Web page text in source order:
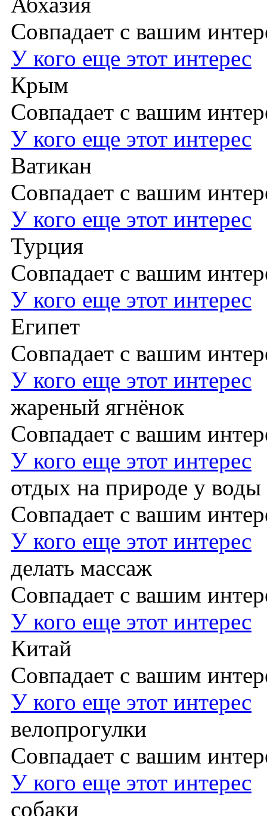
Совпадает с вашим
У кого еще этот интерес
Крым
Совпадает с вашим
У кого еще этот интерес
Ватикан
Совпадает с вашим
У кого еще этот интерес
Турция
Совпадает с вашим
У кого еще этот интерес
Египет
Совпадает с вашим
У кого еще этот интерес
жареный ягнёнок
Совпадает с вашим
У кого еще этот интерес
отдых на природе у воды
Совпадает с вашим
У кого еще этот интерес
делать массаж
Совпадает с вашим
У кого еще этот интерес
Китай
Совпадает с вашим
У кого еще этот интерес
велопрогулки
Совпадает с вашим
У кого еще этот интерес
собаки